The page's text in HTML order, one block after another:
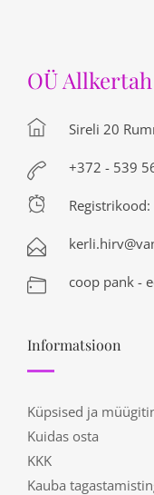
OÜ Allkertah
Sireli 20
+372 - 539
coop pank -
Informatsioon
Küpsised ja
Kuidas osta
KKK
Kauba